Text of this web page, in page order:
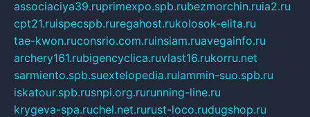
associaciya39.ruprimexpo.spb.rubezmorchin.ruia2.ru
cpt21.ruispecspb.ruregahost.rukolosok-elita.ru
tae-kwon.ruconsrio.com.ruinsiam.ruavegainfo.ru
archery161.rubigencyclica.ruvlast16.rukorru.net
sarmiento.spb.suextelopedia.rulammin-suo.spb.ru
iskatour.spb.rusnpi.org.rurunning-line.ru
krygeva-spa.ruchel.net.rurust-loco.rudugshop.ru